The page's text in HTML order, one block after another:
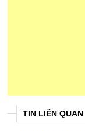
TIN LIÊN QUAN